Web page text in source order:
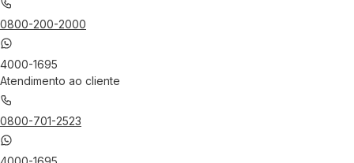
0800-200-2000
4000-1695
Atendimento ao cliente
0800-701-2523